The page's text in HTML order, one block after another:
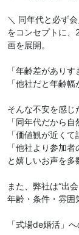
＼ 同年代と必ず
をコンセプトに
画を展開。
「年齢差があり
「他社だと年齢
そんな不安を感じ
「同年代だから自
「価値観が近くて
「他社より参加者
と嬉しいお声を多
また、弊社は“出
年齢・条件・雰囲
「式場de婚活」